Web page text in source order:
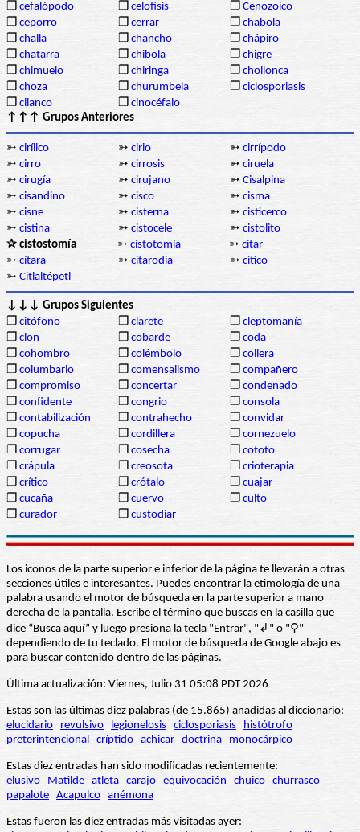
❒ cefalópodo ❒ celofisis ❒ Cenozoico
❒ ceporro ❒ cerrar ❒ chabola
❒ challa ❒ chancho ❒ chápiro
❒ chatarra ❒ chibola ❒ chigre
❒ chimuelo ❒ chiringa ❒ chollonca
❒ choza ❒ churumbela ❒ ciclosporiasis
❒ cilanco ❒ cinocéfalo
↑↑↑ Grupos Anteriores
➳ cirílico ➳ cirio ➳ cirrípodo
➳ cirro ➳ cirrosis ➳ ciruela
➳ cirugía ➳ cirujano ➳ Cisalpina
➳ cisandino ➳ cisco ➳ cisma
➳ cisne ➳ cisterna ➳ cisticerco
➳ cistina ➳ cistocele ➳ cistolito
✰ cistostomía
➳ cistotomía ➳ citar
➳ cítara ➳ citarodia ➳ citico
➳ Citlaltépetl
↓↓↓ Grupos Siguientes
❒ citófono ❒ clarete ❒ cleptomanía
❒ clon ❒ cobarde ❒ coda
❒ cohombro ❒ colémbolo ❒ collera
❒ columbario ❒ comensalismo ❒ compañero
❒ compromiso ❒ concertar ❒ condenado
❒ confidente ❒ congrio ❒ consola
❒ contabilización ❒ contrahecho ❒ convidar
❒ copucha ❒ cordillera ❒ cornezuelo
❒ corrugar ❒ cosecha ❒ cototo
❒ crápula ❒ creosota ❒ crioterapia
❒ crítico ❒ crótalo ❒ cuajar
❒ cucaña ❒ cuervo ❒ culto
❒ curador ❒ custodiar
Los iconos de la parte superior e inferior de la página te llevarán a otras
secciones útiles e interesantes. Puedes encontrar la etimología de una
palabra usando el motor de búsqueda en la parte superior a mano
derecha de la pantalla. Escribe el término que buscas en la casilla que
dice “Busca aquí” y luego presiona la tecla "Entrar", "↲" o "⚲"
dependiendo de tu teclado. El motor de búsqueda de Google abajo es
para buscar contenido dentro de las páginas.
Última actualización: Viernes, Julio 31 05:08 PDT 2026
Estas son las últimas diez palabras (de 15.865) añadidas al diccionario:
elucidario
revulsivo legionelosis ciclosporiasis
histótrofo
preterintencional críptido achicar doctrina monocárpico
Estas diez entradas han sido modificadas recientemente:
elusivo
Matilde atleta carajo equivocación chuico churrasco
papalote Acapulco anémona
Estas fueron las diez entradas más visitadas ayer: